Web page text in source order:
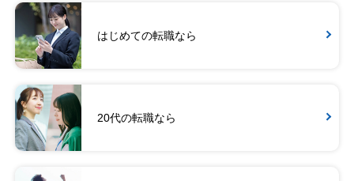
はじめての転職なら
20代の転職なら